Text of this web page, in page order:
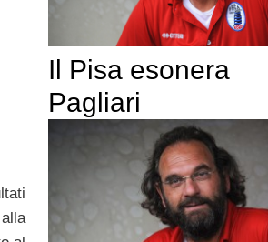
Il Pisa esonera
Pagliari